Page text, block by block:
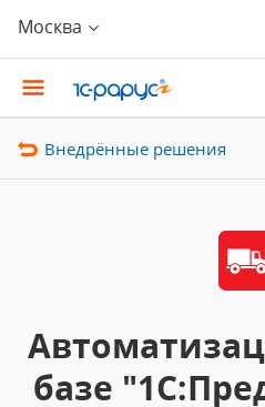
Москва
Внедрённые решения
базе